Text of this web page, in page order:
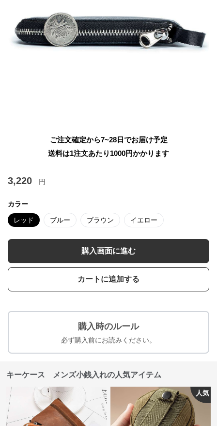
ご注文確定から7~28日でお届け予定
送料は1注文あたり 1000円かかります
3,220 円
カラー
レッド ブルー ブラウン イエロー
購入画面に進む
カートに追加する
購入時のルール
必ず購入前にお読みください。
キーケース メンズ小銭入れの人気アイテム
人気